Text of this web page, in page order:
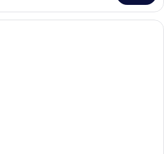
Ett lyxigt sovrum med en stor säng,